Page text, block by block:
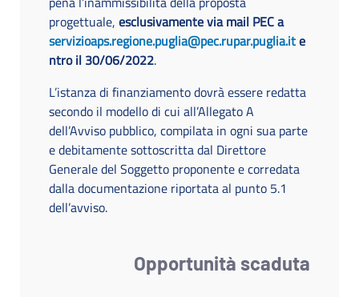
progettuale, esclusivamente via mail PEC a
servizioaps.regione.puglia@pec.rupar.puglia.ite
ntro il 30/06/2022.
L’istanza di finanziamento dovrà essere redatta
secondo il modello di cui all’Allegato A
dell’Avviso pubblico, compilata in ogni sua parte
e debitamente sottoscritta dal Direttore
Generale del Soggetto proponente e corredata
dalla documentazione riportata al punto 5.1
dell’avviso.
Opportunità scaduta